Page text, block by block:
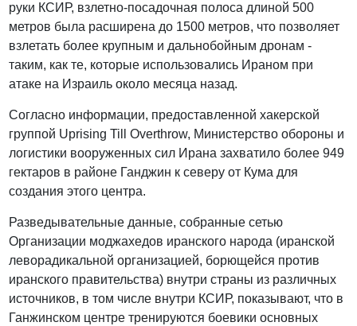
руки КСИР, взлетно-посадочная полоса длиной 500
метров была расширена до 1500 метров, что позволяет
взлетать более крупным и дальнобойным дронам -
таким, как те, которые использовались Ираном при
атаке на Израиль около месяца назад.
Согласно информации, предоставленной хакерской
группой Uprising Till Overthrow, Министерство обороны и
логистики вооруженных сил Ирана захватило более 949
гектаров в районе Ганджин к северу от Кума для
создания этого центра.
Разведывательные данные, собранные сетью
Организации моджахедов иранского народа (иранской
леворадикальной организацией, борющейся против
иранского правительства) внутри страны из различных
источников, в том числе внутри КСИР, показывают, что в
Ганжинском центре тренируются боевики основных